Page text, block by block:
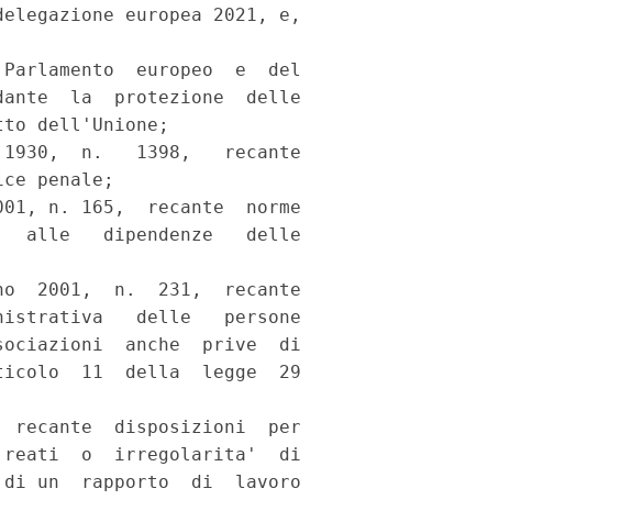
europea 2021, e,
europeo  e  del
la  protezione  delle
dell'Unione;
n.   1398,   recante
penale;
n. 165,  recante  norme
alle   dipendenze   delle
2001,  n.  231,  recante
delle   persone
anche  prive  di
11  della  legge  29
recante  disposizioni  per
reati  o  irregolarita'  di
di un  rapporto  di  lavoro